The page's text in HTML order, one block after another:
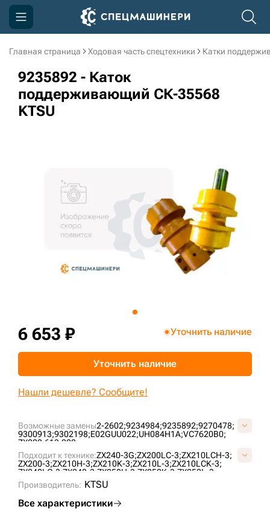
Главная страница Ходовая часть спецтехники Катки
9235892 - Каток
поддерживающий СК-35568
KTSU
Возможные замены2-2602;9234984;9235892;9270478;
9300913;9302198;E02GUU022;UH084H1A;VC7620B0;
ZX200.613.000;
Подходит к технике:ZX240-3G;ZX200LC-3;ZX210LCH-3;
ZX200-3;ZX210H-3;ZX210K-3;ZX210L-3;ZX210LCK-3;
ZX240LC-3;ZX240-3;ZX250H-3;ZX250K-3;ZX250L-3;
ZX250LCH-3;
ZX250LCK-3;
ZX160LC-3;ZX200LC-5G;
ZX225USRLC-3;
ZX210-3;ZX180LCN-5G;ZX250LC-3;
Производитель: KTSU
Все характеристики
6 653 ₽ Уточнить наличие
Уточнить наличие
Нашли дешевле? Сообщите!
Компания
Акции
Доставка и оплата
3D тур по производству